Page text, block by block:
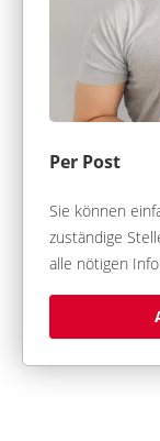
Per Post
Sie können
zuständige
alle nötigen